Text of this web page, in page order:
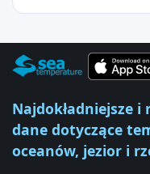
Najdokładniejsze
dane dotyczące
oceanów, jezior i